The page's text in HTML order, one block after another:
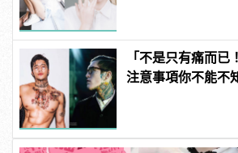
「不是只有痛而已
注意事項你不能不